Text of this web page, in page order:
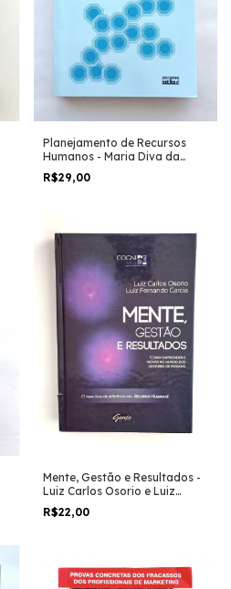
Planejamento de Recursos
Humanos - Maria Diva da
Salete Lucena
R$29,00
Mente, Gestão e Resultados -
Luiz Carlos Osorio e Luiz
Fernando Garcia
R$22,00